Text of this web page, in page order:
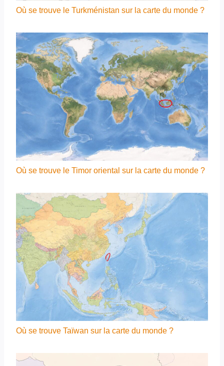
Où se trouve le Turkménistan sur la carte du monde ?
Où se trouve le Timor oriental sur la carte du monde ?
Où se trouve Taïwan sur la carte du monde ?